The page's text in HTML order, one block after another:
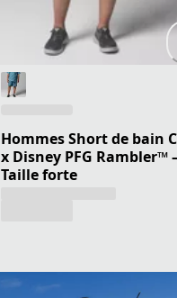
Hommes Short de bain
x Disney PFG Rambler™
Taille forte